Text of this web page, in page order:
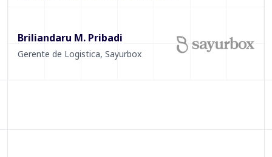
Briliandaru M. Pribadi
Gerente de Logistica, Sayurbox